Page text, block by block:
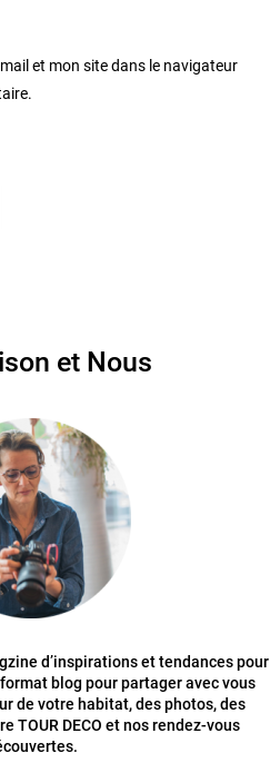
et mon site dans le navigateur
et Nous
d’inspirations et tendances pour
blog pour partager avec vous
de votre habitat, des photos, des
TOUR DECO et nos rendez-vous